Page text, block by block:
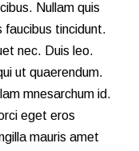
Nullam quis
tincidunt.
nec. Duis leo.
ut quaerendum.
mnesarchum id.
eget eros
mauris amet